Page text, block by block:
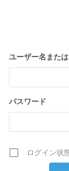
ユーザー名また
パスワード
ログイン状